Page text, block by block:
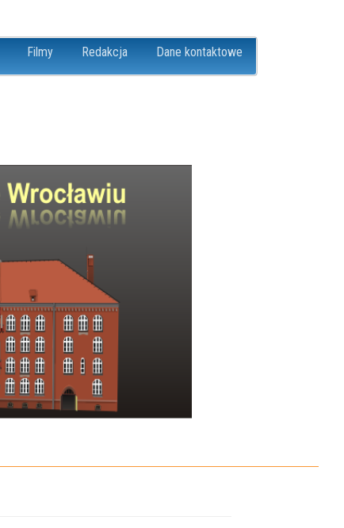
Filmy Redakcja Dane kontaktowe